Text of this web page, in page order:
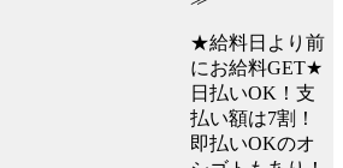
★給料日より前
にお給料GET★
日払いOK！支
払い額は7割！
即払いOKのオ